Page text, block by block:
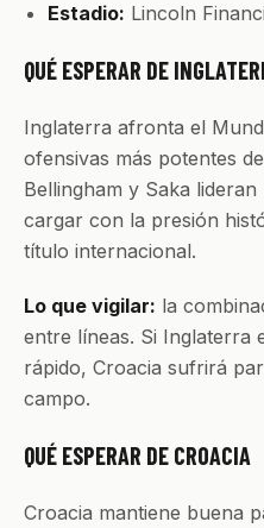
Estadio: Lincoln
QUÉ ESPERAR DE
Inglaterra afronta el
ofensivas más potentes
Bellingham y Saka
cargar con la presión
título internacional.
Lo que vigilar: la
entre líneas. Si Inglaterra
rápido, Croacia sufrirá
campo.
QUÉ ESPERAR DE CROACIA
Croacia mantiene buena